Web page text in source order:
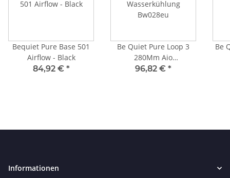
Bequiet Pure Base 501
Airflow - Black
84,92 € *
Be Quiet Pure Loop 3
280Mm Aio
Wasserkühlung
96,82 € *
Be
Informationen